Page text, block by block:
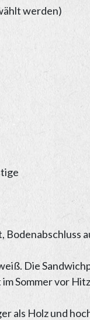
werden)
Die
Sommer vor
als Holz und